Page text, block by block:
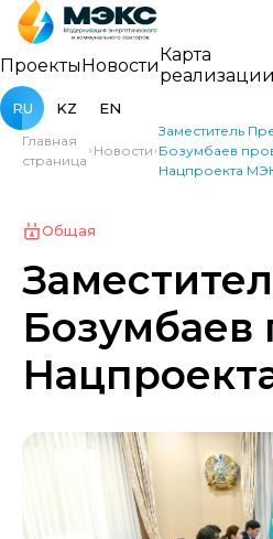
ПроектыНовостиКарта
реализации
RU KZ EN
Главная
страница
Новости
Заместитель
Бозумбаев
Нацпроекта
Общая
Бозумбаев